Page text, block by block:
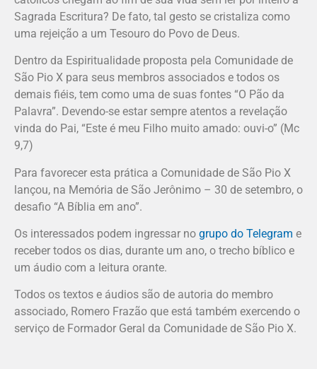
Sagrada Escritura? De fato, tal gesto se cristaliza como
uma rejeição a um Tesouro do Povo de Deus.
Dentro da Espiritualidade proposta pela Comunidade de
São Pio X para seus membros associados e todos os
demais fiéis, tem como uma de suas fontes “O Pão da
Palavra”. Devendo-se estar sempre atentos a revelação
vinda do Pai, “Este é meu Filho muito amado: ouvi-o” (Mc
9,7)
Para favorecer esta prática a Comunidade de São Pio X
lançou, na Memória de São Jerônimo – 30 de setembro, o
desafio “A Bíblia em ano”.
Os interessados podem ingressar no grupo do Telegram e
receber todos os dias, durante um ano, o trecho bíblico e
um áudio com a leitura orante.
Todos os textos e áudios são de autoria do membro
associado, Romero Frazão que está também exercendo o
serviço de Formador Geral da Comunidade de São Pio X.